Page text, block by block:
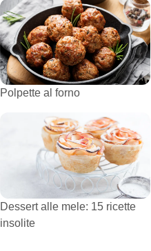
Polpette al forno
Dessert alle mele: 15 ricette
insolite